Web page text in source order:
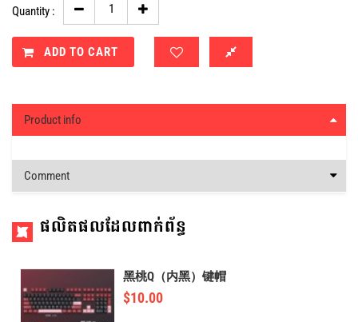
Quantity :
ADD TO CART
Product info
Comment
ផលិតផលដែលពាក់ព័ន្ធ
黑桃Q（内黑）键帽
$10.00